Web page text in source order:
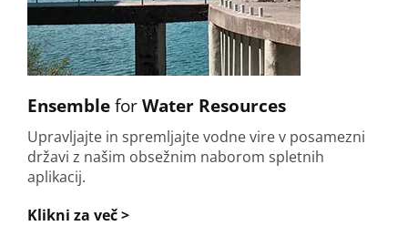
EnsembleforWater Resources
Upravljajte in spremljajte vodne vire v posamezni
državi z našim obsežnim naborom spletnih
aplikacij.
Klikni za več >